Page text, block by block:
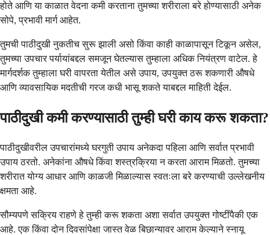
होते आणि या काळात वेदना कमी करताना तुमच्या शरीराला बरे होण्यासाठी अनेक
सोपे, प्रभावी मार्ग आहेत.
तुमची पाठीदुखी नुकतीच सुरू झाली असो किंवा काही काळापासून टिकून असेल,
तुमच्या उपचार पर्यायांबद्दल समजून घेतल्यास तुम्हाला अधिक नियंत्रण वाटेल. हे
मार्गदर्शक तुम्हाला घरी वापरता येतील असे उपाय, उपयुक्त ठरू शकणारी औषधे
आणि व्यावसायिक मदतीची गरज कधी भासू शकते याबद्दल माहिती देईल.
पाठीदुखी कमी करण्यासाठी तुम्ही घरी काय करू शकता?
पाठीदुखीवरील उपचारांमध्ये घरगुती उपाय अनेकदा पहिला आणि सर्वात प्रभावी
उपाय ठरतो. अनेकांना औषधे किंवा शस्त्रक्रिया न करता आराम मिळतो. तुमच्या
शरीरात योग्य आधार आणि काळजी मिळाल्यास स्वतःला बरे करण्याची उल्लेखनीय
क्षमता आहे.
सौम्यपणे सक्रिय राहणे हे तुम्ही करू शकता अशा सर्वात उपयुक्त गोष्टींपैकी एक
आहे. एक किंवा दोन दिवसांपेक्षा जास्त वेळ बिछान्यावर आराम केल्याने स्नायू